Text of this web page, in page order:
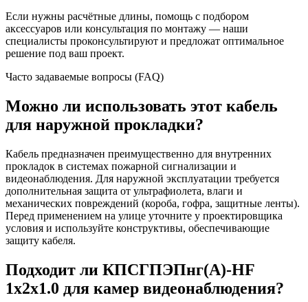
Если нужны расчётные длины, помощь с подбором
аксессуаров или консультация по монтажу — наши
специалисты проконсультируют и предложат оптимальное
решение под ваш проект.
Часто задаваемые вопросы (FAQ)
Можно ли использовать этот кабель
для наружной прокладки?
Кабель предназначен преимущественно для внутренних
прокладок в системах пожарной сигнализации и
видеонаблюдения. Для наружной эксплуатации требуется
дополнительная защита от ультрафиолета, влаги и
механических повреждений (короба, гофра, защитные ленты).
Перед применением на улице уточните у проектировщика
условия и используйте конструктивы, обеспечивающие
защиту кабеля.
Подходит ли КПСГПЭПнг(А)-HF
1х2х1.0 для камер видеонаблюдения?